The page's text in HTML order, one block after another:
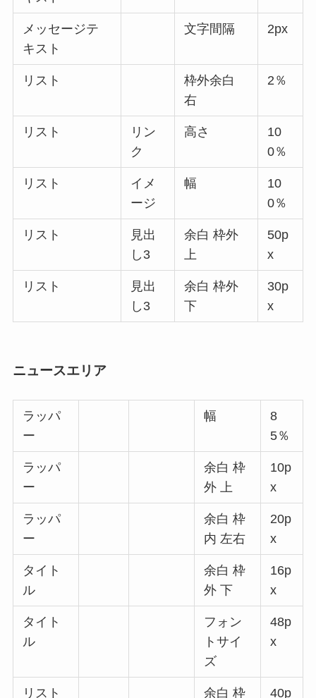
メッセージテ
キスト
文字間隔 2px
リスト
枠外余白
右
2％
リスト
リン
ク
高さ
10
0％
リスト
イメ
ージ
幅
10
0％
リスト
見出
し3
余白 枠外
上
50p
x
リスト
見出
し3
余白 枠外
下
30p
x
ニュースエリア
ラッパ
ー
幅
8
5％
ラッパ
ー
余白 枠
外 上
10p
x
ラッパ
ー
余白 枠
内 左右
20p
x
タイト
ル
余白 枠
外 下
16p
x
タイト
ル
フォン
トサイ
ズ
48p
x
リスト
余白 枠
40p